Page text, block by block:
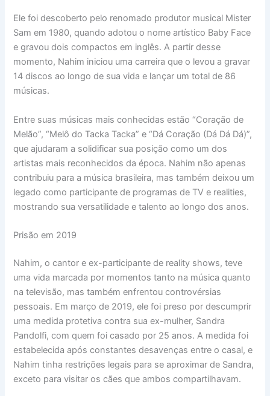
Ele foi descoberto pelo renomado produtor musical Mister
Sam em 1980, quando adotou o nome artístico Baby Face
e gravou dois compactos em inglês. A partir desse
momento, Nahim iniciou uma carreira que o levou a gravar
14 discos ao longo de sua vida e lançar um total de 86
músicas.
Entre suas músicas mais conhecidas estão “Coração de
Melão”, “Melô do Tacka Tacka” e “Dá Coração (Dá Dá Dá)”,
que ajudaram a solidificar sua posição como um dos
artistas mais reconhecidos da época. Nahim não apenas
contribuiu para a música brasileira, mas também deixou um
legado como participante de programas de TV e realities,
mostrando sua versatilidade e talento ao longo dos anos.
Prisão em 2019
Nahim, o cantor e ex-participante de reality shows, teve
uma vida marcada por momentos tanto na música quanto
na televisão, mas também enfrentou controvérsias
pessoais. Em março de 2019, ele foi preso por descumprir
uma medida protetiva contra sua ex-mulher, Sandra
Pandolfi, com quem foi casado por 25 anos. A medida foi
estabelecida após constantes desavenças entre o casal, e
Nahim tinha restrições legais para se aproximar de Sandra,
exceto para visitar os cães que ambos compartilhavam.